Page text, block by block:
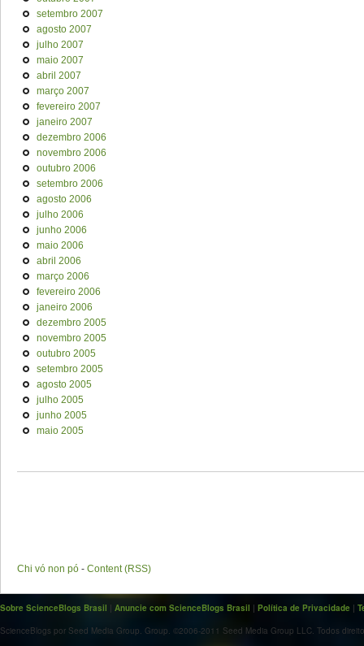
setembro 2007
agosto 2007
julho 2007
maio 2007
abril 2007
março 2007
fevereiro 2007
janeiro 2007
dezembro 2006
novembro 2006
outubro 2006
setembro 2006
agosto 2006
julho 2006
junho 2006
maio 2006
abril 2006
março 2006
fevereiro 2006
janeiro 2006
dezembro 2005
novembro 2005
outubro 2005
setembro 2005
agosto 2005
julho 2005
junho 2005
maio 2005
Chi vó non pó - Content (RSS)
Sobre ScienceBlogs Brasil | Anuncie com ScienceBlogs Brasil | Política de Privacidade |
ScienceBlogs por Seed Media Group. Group. ©2006-2011 Seed Media Group LLC. Todos